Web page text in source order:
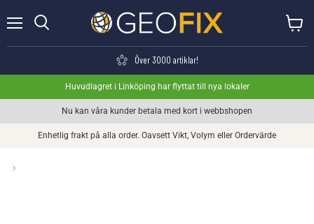
Över 3000 artiklar!
Huvudlagret i Linköping har flyttat till nya lokaler
Nu kan våra kunder betala med kort i webbshopen
Enhetlig frakt på alla order. Oavsett Vikt, Volym eller Ordervärde
›